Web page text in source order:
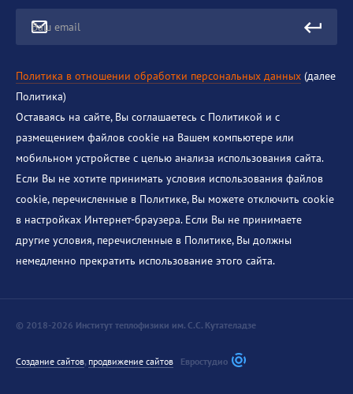
Ваш email
Политика в отношении обработки персональных данных (далее
Политика)
Оставаясь на сайте, Вы соглашаетесь с Политикой и с
размещением файлов cookie на Вашем компьютере или
мобильном устройстве с целью анализа использования сайта.
Если Вы не хотите принимать условия использования файлов
cookie, перечисленные в Политике, Вы можете отключить cookie
в настройках Интернет-браузера. Если Вы не принимаете
другие условия, перечисленные в Политике, Вы должны
немедленно прекратить использование этого сайта.
© 2018-2026 Институт теплофизики им. С.С. Кутателадзе
Создание сайтов, продвижение сайтов Евростудио